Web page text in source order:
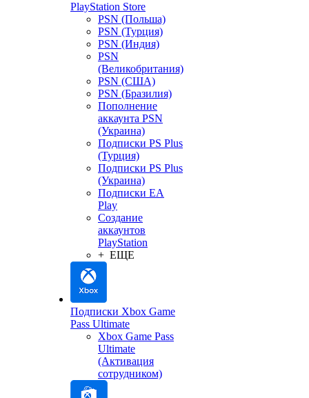
PlayStation Store
PSN (Польша)
PSN (Турция)
PSN (Индия)
PSN
(Великобритания)
PSN (США)
PSN (Бразилия)
Пополнение
аккаунта PSN
(Украина)
Подписки PS Plus
(Турция)
Подписки PS Plus
(Украина)
Подписки EA
Play
Создание
аккаунтов
PlayStation
+ ЕЩЕ
Подписки Xbox Game
Pass Ultimate
Xbox Game Pass
Ultimate
(Активация
сотрудником)